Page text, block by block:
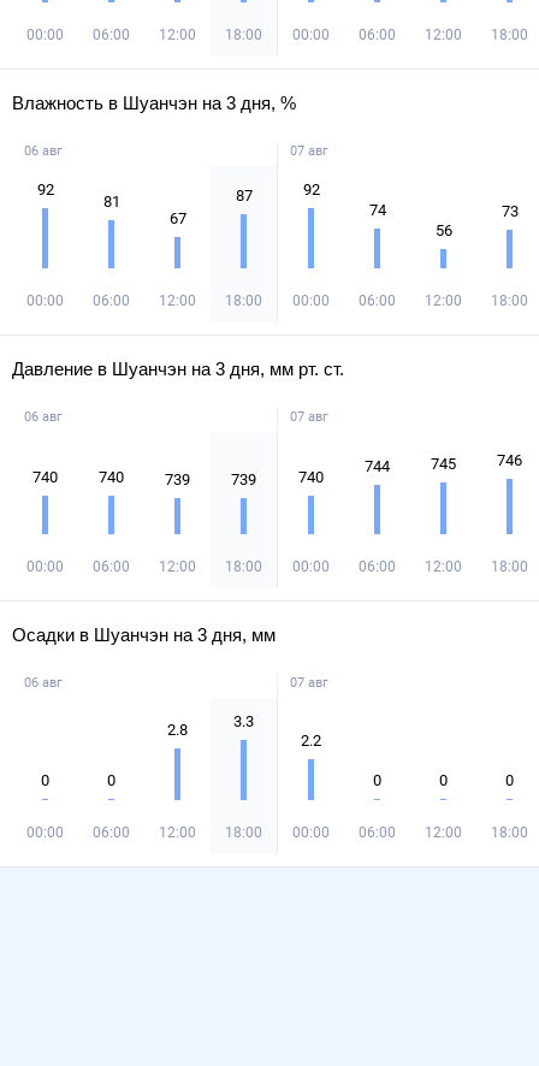
00:00 06:00 12:00 18:00 00:00 06:00 12:00 18:00
Влажность в Шуанчэн на 3 дня, %
06 авг
92
00:00
81
06:00
67
12:00
87
18:00
07 авг
92
00:00
74
06:00
56
12:00
73
18:00
Давление в Шуанчэн на 3 дня, мм рт. ст.
06 авг
740
00:00
740
06:00
739
12:00
739
18:00
07 авг
740
00:00
744
06:00
745
12:00
746
18:00
Осадки в Шуанчэн на 3 дня, мм
06 авг
0
00:00
0
06:00
2.8
12:00
3.3
18:00
07 авг
2.2
00:00
0
06:00
0
12:00
0
18:00